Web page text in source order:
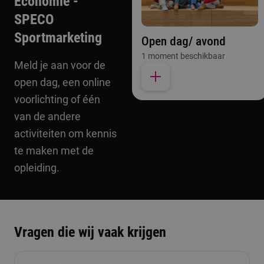
SPECO
Sportmarketing
Meld je aan voor de
open dag, een online
voorlichting of één
van de andere
activiteiten om kennis
te maken met de
opleiding.
Open dag/ avond
1 moment beschikbaar
Vragen die wij vaak krijgen